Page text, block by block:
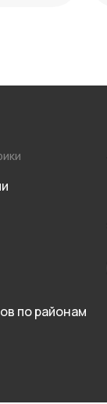
по районам